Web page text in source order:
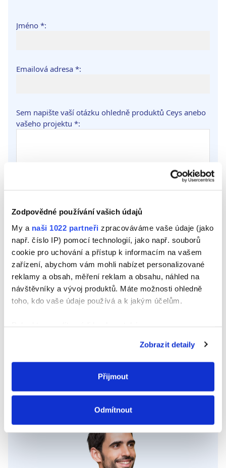
Zodpovědné používání vašich údajů
My a naši 1022 partneři zpracováváme vaše údaje (jako
např. číslo IP) pomocí technologií, jako např. souborů
cookie pro uchování a přístup k informacím na vašem
zařízení, abychom vám mohli nabízet personalizované
reklamy a obsah, měření reklam a obsahu, náhled na
návštěvníky a vývoj produktů. Máte možnosti ohledně
toho, kdo vaše údaje používá a k jakým účelům.
poloze, které mohou být přesné na několik metrů
Identifikovali vaše zařízení pomocí aktivního
skenování pro konkrétní charakteristiky (otisk prstu)
Zjistěte více o tom, jak zpracováváme vaše osobní
Svůj souhlas můžete kdykoliv změnit nebo odvolat v
části Prohlášení o souborech cookie.
K personalizaci obsahu a reklam, poskytování funkcí
sociálních médií a analýze naší návštěvnosti využíváme
Zobrazit detaily
Přijmout
Odmítnout
Jméno *:
Emailová adresa *:
Sem napište vaší otázku ohledně produktů Ceys anebo
vašeho projektu *:
Přidat soubor (Pokud chcete, přidejte 2 fotografie, aby
vaše otázka byla lépe srozumitelná. Velikost max. 2
MB.):